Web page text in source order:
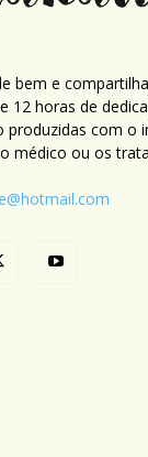
bem e
12 horas de
produzidas com
médico ou os